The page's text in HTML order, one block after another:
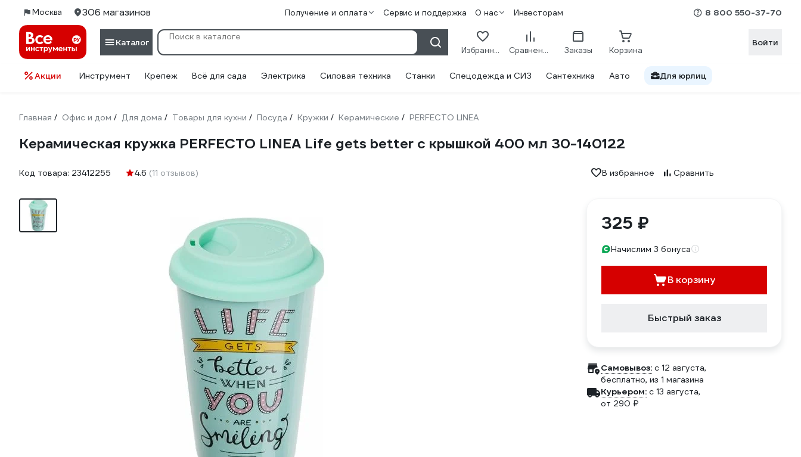
Москва 306 магазинов Получение и оплата Сервис и поддержка О нас Инвесторам 8 800 550-37-70
Каталог
Избранное Сравнение Заказы Корзина
Войти
Акции Инструмент Крепеж Всё для сада Электрика Силовая техника Станки Спецодежда и СИЗ Сантехника Авто Для юрлиц
Главная / Офис и дом / Для дома / Товары для кухни / Посуда / Кружки / Керамические / PERFECTO LINEA
Керамическая кружка PERFECTO LINEA Life gets better с крышкой 400 мл 30-140122
Код товара: 23412255 4.6 (11 отзывов) В избранное Сравнить
325 ₽
Начислим 3 бонуса
В корзину
Быстрый заказ
Самовывоз: c 12 августа,
бесплатно, из 1 магазина
Курьером: c 13 августа,
от 290 ₽